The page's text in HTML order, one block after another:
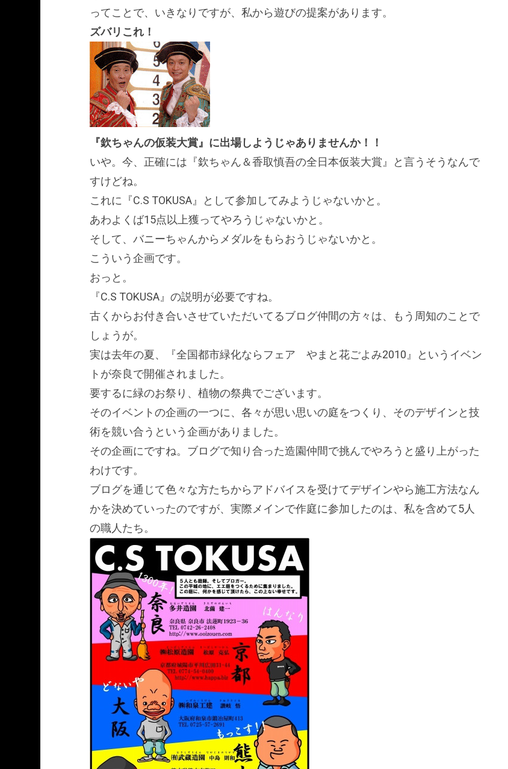
ってことで、いきなりですが、私から遊びの提案があります。
ズバリこれ！
『欽ちゃんの仮装大賞』に出場しようじゃありませんか！！
いや。今、正確には『欽ちゃん＆香取慎吾の全日本仮装大賞』と言うそうなんで
すけどね。
これに『C.S TOKUSA』として参加してみようじゃないかと。
あわよくば15点以上獲ってやろうじゃないかと。
そして、バニーちゃんからメダルをもらおうじゃないかと。
こういう企画です。
おっと。
『C.S TOKUSA』の説明が必要ですね。
古くからお付き合いさせていただいてるブログ仲間の方々は、もう周知のことで
しょうが。
実は去年の夏、『全国都市緑化ならフェア やまと花ごよみ2010』というイベン
トが奈良で開催されました。
要するに緑のお祭り、植物の祭典でございます。
そのイベントの企画の一つに、各々が思い思いの庭をつくり、そのデザインと技
術を競い合うという企画がありました。
その企画にですね。ブログで知り合った造園仲間で挑んでやろうと盛り上がった
わけです。
ブログを通じて色々な方たちからアドバイスを受けてデザインやら施工方法なん
かを決めていったのですが、実際メインで作庭に参加したのは、私を含めて5人
の職人たち。